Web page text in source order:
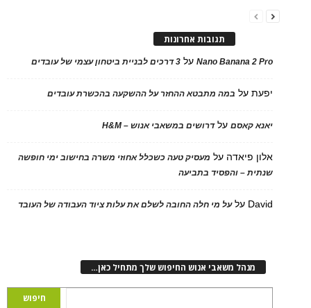
תגובות אחרונות
Nano Banana 2 Proעל 3 דרכים לבניית ביטחון עצמי של עובדים
יפעתעל במה מתבטא ההחזר על ההשקעה בהכשרת עובדים
יאנא קאסםעלדרושים במשאבי אנוש – H&M
אלון פיאדה על מעסיק טעה כשכלל אחוזי משרה בחישוב ימי חופשה
שנתית – והפסיד בתביעה
David עלעל מי חלה החובה לשלם את עלות ציוד העבודה של העובד
מנהל משאבי אנוש החיפוש שלך מתחיל כאן…